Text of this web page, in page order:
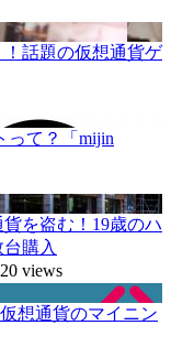
話題の仮想通貨ゲ
って？「mijin
を盗む！19歳のハ
購入
20 views
想通貨のマイニン